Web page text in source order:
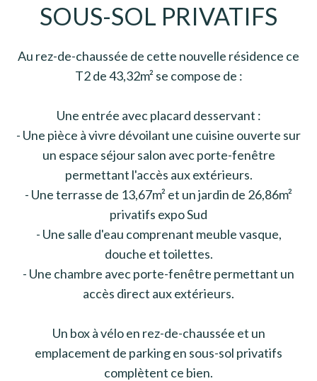
SOUS-SOL PRIVATIFS
Au rez-de-chaussée de cette nouvelle résidence ce
T2 de 43,32m² se compose de :
Une entrée avec placard desservant :
- Une pièce à vivre dévoilant une cuisine ouverte sur
un espace séjour salon avec porte-fenêtre
permettant l'accès aux extérieurs.
- Une terrasse de 13,67m² et un jardin de 26,86m²
privatifs expo Sud
- Une salle d'eau comprenant meuble vasque,
douche et toilettes.
- Une chambre avec porte-fenêtre permettant un
accès direct aux extérieurs.
Un box à vélo en rez-de-chaussée et un
emplacement de parking en sous-sol privatifs
complètent ce bien.